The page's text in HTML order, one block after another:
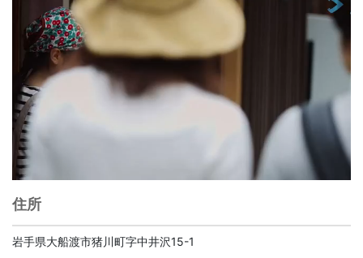
住所
岩手県大船渡市猪川町字中井沢15-1